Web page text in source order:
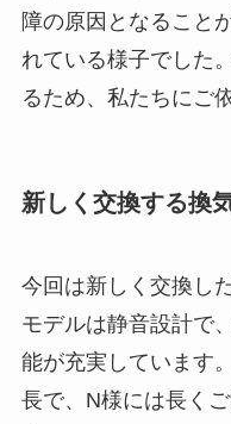
障の原因となること
れている様子でした
るため、私たちにご
新しく交換する換
今回は新しく交換し
モデルは静音設計で
能が充実しています
長で、N様には長く